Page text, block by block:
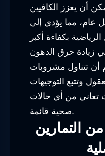
أن يعزز الكافيين
عام، مما يؤدي إلى
بكفاءة أكبر
أن تتناول مشروبات
وتتبع التوجيهات
تعاني من أي حالات
صحية قائمة.
من التمارين